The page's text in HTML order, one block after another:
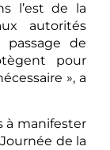
l’est de la
autorités
passage de
pour
», a
à manifester
de la